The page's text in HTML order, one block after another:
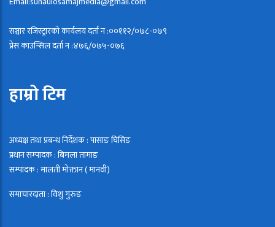
सञ्चार रजिस्ट्रारको कार्यलय दर्ता न :००११२/०७८-०७९
प्रेस काउन्सिल दर्ता न :४७६/०७५-०७६
हाम्रो टिम
अध्यक्ष तथा प्रबन्ध निर्देशक : पासाङ घिसिङ
प्रधान सम्पादक : बिमला तामाङ
सम्पादक : मालती माेक्तान ( मानवी)
समाचारदाता : विशु गुरुङ